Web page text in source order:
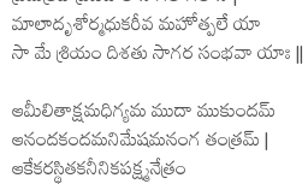
మాలాదృశోర్మధుకరీవ మహోత్పలే యా
సా మే శ్రియం దిశతు సాగర సంభవా యాః ||
ఆమీలితాక్షమధిగ్యమ ముదా ముకుందమ్
ఆనందకందమనిమేషమనంగ తంత్రమ్ |
ఆకేకరస్థితకనీనికపక్ష్మనేత్రం